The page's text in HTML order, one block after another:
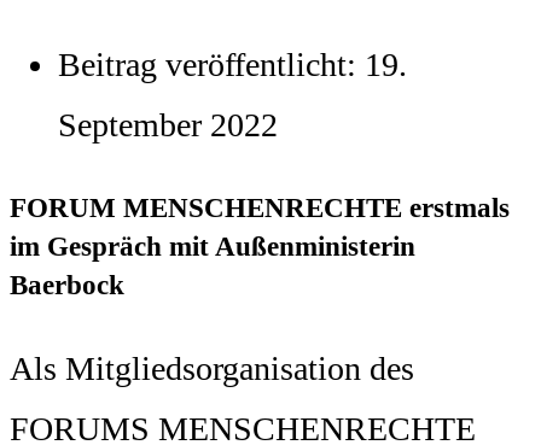
Beitrag veröffentlicht: 19.
September 2022
FORUM MENSCHENRECHTE erstmals
im Gespräch mit Außenministerin
Baerbock
Als Mitgliedsorganisation des
FORUMS MENSCHENRECHTE